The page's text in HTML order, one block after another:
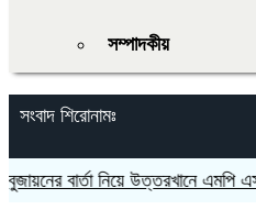
সম্পাদকীয়
সংবাদ শিরোনামঃ
বার্তা নিয়ে উত্তরখানে এমপি এস এম